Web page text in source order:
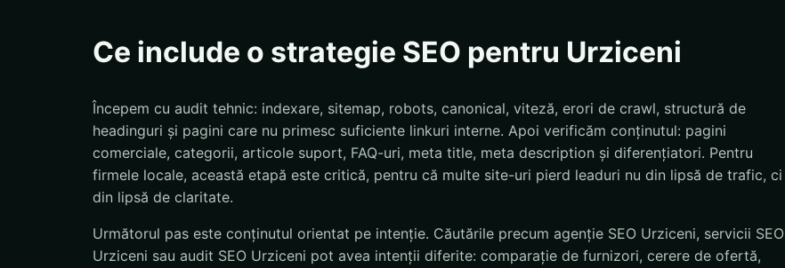
Ce include o strategie SEO pentru Urziceni
Începem cu audit tehnic: indexare, sitemap, robots, canonical, viteză, erori de crawl, structură de
headinguri și pagini care nu primesc suficiente linkuri interne. Apoi verificăm conținutul: pagini
comerciale, categorii, articole suport, FAQ-uri, meta title, meta description și diferențiatori. Pentru
firmele locale, această etapă este critică, pentru că multe site-uri pierd leaduri nu din lipsă de trafic, ci
din lipsă de claritate.
Următorul pas este conținutul orientat pe intenție. Căutările precum agenție SEO Urziceni, servicii SEO
Urziceni sau audit SEO Urziceni pot avea intenții diferite: comparație de furnizori, cerere de ofertă,